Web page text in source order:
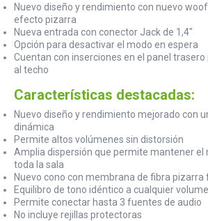
Nuevo diseño y rendimiento con nuevo
efecto pizarra
Nueva entrada con conector Jack de 1,4"
Opción para desactivar el modo en espera
Cuentan con inserciones en el panel trasero
al techo
Características destacadas:
Nuevo diseño y rendimiento mejorado con
dinámica
Permite altos volúmenes sin distorsión
Amplia dispersión que permite mantener el
toda la sala
Nuevo cono con membrana de fibra pizarra
Equilibro de tono idéntico a cualquier
Permite conectar hasta 3 fuentes de audio
No incluye rejillas protectoras